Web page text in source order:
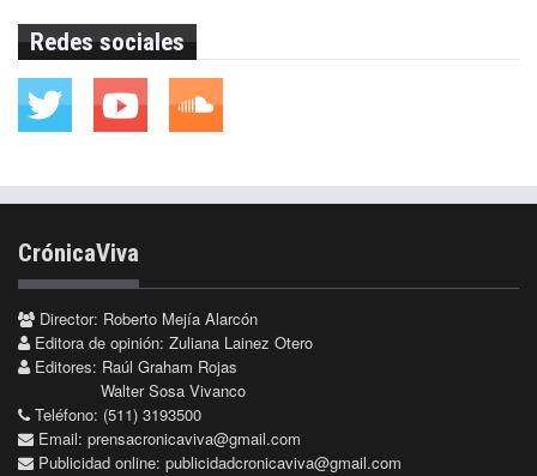
Redes sociales
CrónicaViva
Director: Roberto Mejía Alarcón
Editora de opinión: Zuliana Lainez Otero
Editores: Raúl Graham Rojas
Walter Sosa Vivanco
Teléfono: (511) 3193500
Email: prensacronicaviva@gmail.com
Publicidad online: publicidadcronicaviva@gmail.com